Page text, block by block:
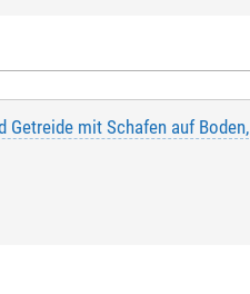
Getreide mit Schafen auf Boden,